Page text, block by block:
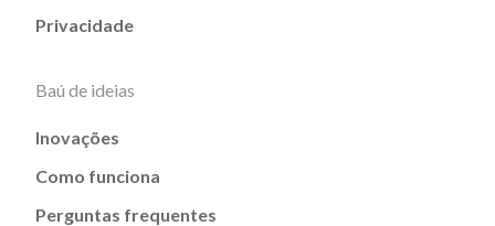
Privacidade
Baú de ideias
Inovações
Como funciona
Perguntas frequentes